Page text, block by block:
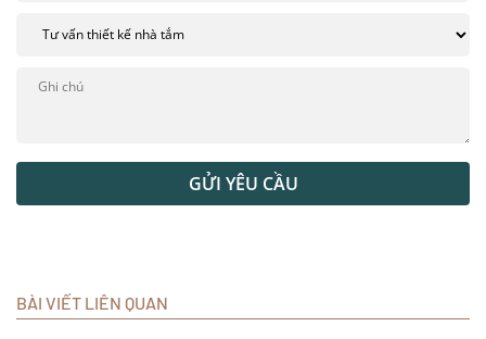
GỬI YÊU CẦU
BÀI VIẾT LIÊN QUAN